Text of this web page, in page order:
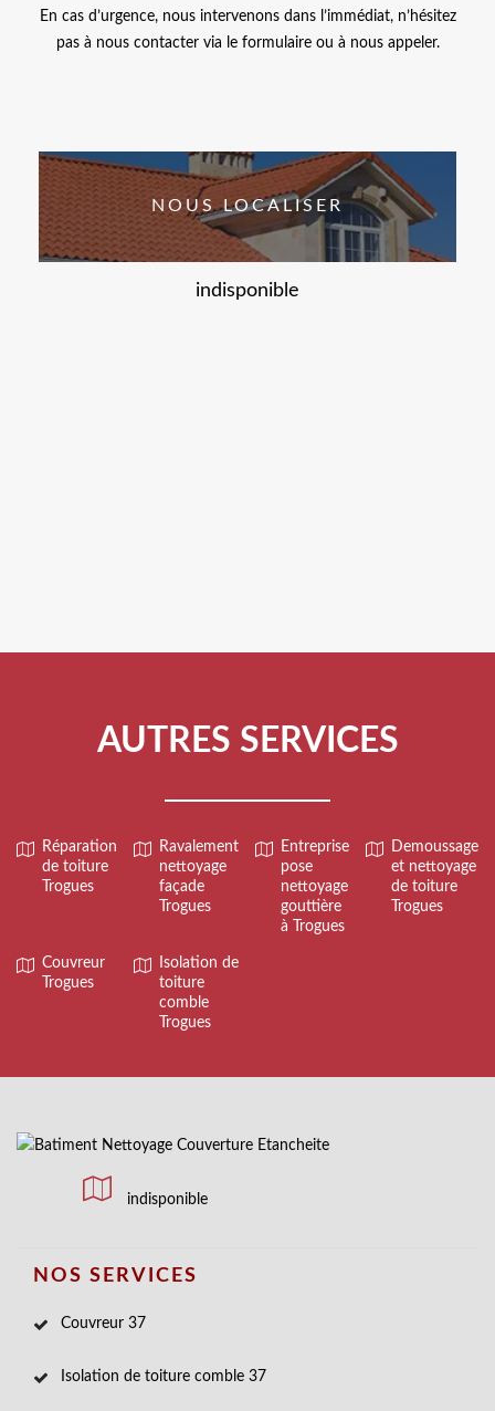
En cas d’urgence, nous intervenons dans l’immédiat, n’hésitez
pas à nous contacter via le formulaire ou à nous appeler.
NOUS LOCALISER
indisponible
AUTRES SERVICES
Réparation
de toiture
Trogues
Ravalement
nettoyage
façade
Trogues
Entreprise
pose
nettoyage
gouttière
à Trogues
Demoussage
et nettoyage
de toiture
Trogues
Couvreur
Trogues
Isolation de
toiture
comble
Trogues
indisponible
NOS SERVICES
Couvreur 37
Isolation de toiture comble 37